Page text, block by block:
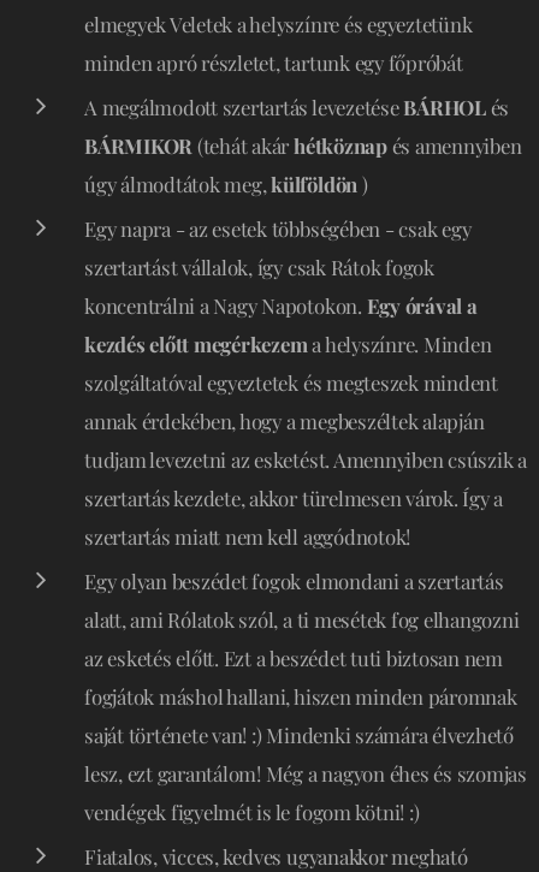
elmegyek Veletek a helyszínre és egyeztetünk
minden apró részletet, tartunk egy főpróbát
A megálmodott szertartás levezetéseBÁRHOLés
BÁRMIKOR (tehát akárhétköznapés amennyiben
úgy álmodtátok meg,külföldön )
Egy napra - az esetek többségében - csak egy
szertartást vállalok, így csak Rátok fogok
koncentrálni a Nagy Napotokon. Egy órával a
kezdés előtt megérkezema helyszínre. Minden
szolgáltatóval egyeztetek és megteszek mindent
annak érdekében, hogy a megbeszéltek alapján
tudjam levezetni az esketést. Amennyiben csúszik a
szertartás kezdete, akkor türelmesen várok. Így a
szertartás miatt nem kell aggódnotok!
Egy olyan beszédet fogok elmondani a szertartás
alatt, ami Rólatok szól, a ti mesétek fog elhangozni
az esketés előtt. Ezt a beszédet tuti biztosan nem
fogjátok máshol hallani, hiszen minden páromnak
saját története van! :) Mindenki számára élvezhető
lesz, ezt garantálom! Még a nagyon éhes és szomjas
vendégek figyelmét is le fogom kötni! :)
Fiatalos, vicces, kedves ugyanakkor megható